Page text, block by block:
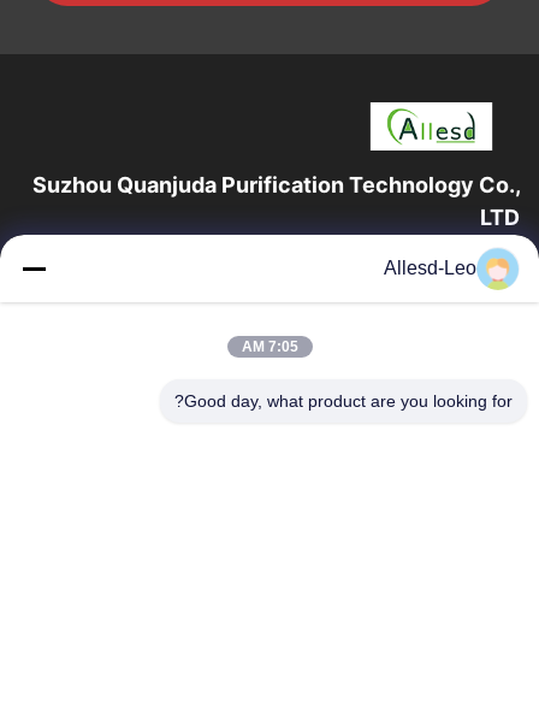
Suzhou Quanjuda Purification Technology Co.,
LTD
16 سال تجربه، به عنوان یک تولید کننده و صادر کننده پیشرو محصولات
صفحه اصلی
محصولات
Allesd-Leo
7:05 AM
Good day, what product are you looking for?